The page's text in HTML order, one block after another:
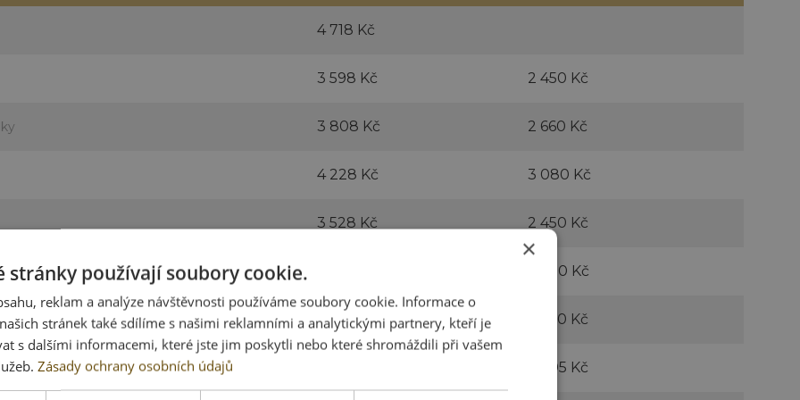
4 718 Kč
3 598 Kč 2 450 Kč
3 808 Kč 2 660 Kč
4 228 Kč 3 080 Kč
3 528 Kč 2 450 Kč
3 220 Kč
6 468 Kč 5 320 Kč
2 205 Kč
×
stránky používají soubory cookie.
reklam a analýze návštěvnosti používáme soubory cookie. Informace o
stránek také sdílíme s našimi reklamními a analytickými partnery, kteří je
s dalšími informacemi, které jste jim poskytli nebo které shromáždili při vašem
Zásady ochrany osobních údajů